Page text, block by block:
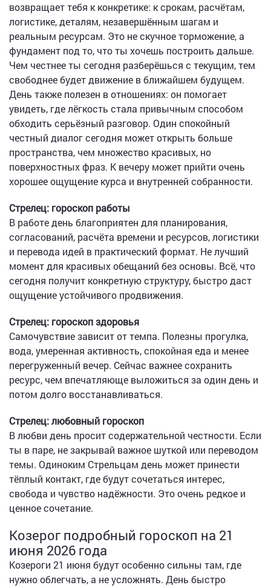
возвращает тебя к конкретике: к срокам, расчётам,
логистике, деталям, незавершённым шагам и
реальным ресурсам. Это не скучное торможение, а
фундамент под то, что ты хочешь построить дальше.
Чем честнее ты сегодня разберёшься с текущим, тем
свободнее будет движение в ближайшем будущем.
День также полезен в отношениях: он помогает
увидеть, где лёгкость стала привычным способом
обходить серьёзный разговор. Один спокойный
честный диалог сегодня может открыть больше
пространства, чем множество красивых, но
поверхностных фраз. К вечеру может прийти очень
хорошее ощущение курса и внутренней собранности.
Стрелец: гороскоп работы
В работе день благоприятен для планирования,
согласований, расчёта времени и ресурсов, логистики
и перевода идей в практический формат. Не лучший
момент для красивых обещаний без основы. Всё, что
сегодня получит конкретную структуру, быстро даст
ощущение устойчивого продвижения.
Стрелец: гороскоп здоровья
Самочувствие зависит от темпа. Полезны прогулка,
вода, умеренная активность, спокойная еда и менее
перегруженный вечер. Сейчас важнее сохранить
ресурс, чем впечатляюще выложиться за один день и
потом долго восстанавливаться.
Стрелец: любовный гороскоп
В любви день просит содержательной честности. Если
ты в паре, не закрывай важное шуткой или переводом
темы. Одиноким Стрельцам день может принести
тёплый контакт, где будут сочетаться интерес,
свобода и чувство надёжности. Это очень редкое и
ценное сочетание.
Козерог подробный гороскоп на 21
июня 2026 года
Козероги 21 июня будут особенно сильны там, где
нужно облегчать, а не усложнять. День быстро